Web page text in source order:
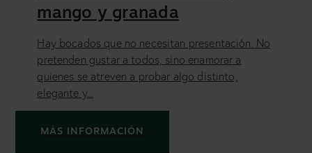
mango y granada
Hay bocados que no necesitan presentación. No
pretenden gustar a todos, sino enamorar a
quienes se atreven a probar algo distinto,
elegante y...
MÁS INFORMACIÓN